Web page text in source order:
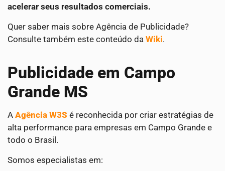
acelerar seus resultados comerciais.
Quer saber mais sobre Agência de Publicidade?
Consulte também este conteúdo da Wiki.
Publicidade em Campo
Grande MS
A Agência W3S é reconhecida por criar estratégias de
alta performance para empresas em Campo Grande e
todo o Brasil.
Somos especialistas em: